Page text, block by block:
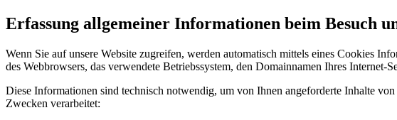
Erfassung allgemeiner Informationen beim Besuch
Wenn Sie auf unsere Website zugreifen, werden automatisch mittels eines Cookies
des Webbrowsers, das verwendete Betriebssystem, den Domainnamen Ihres
Diese Informationen sind technisch notwendig, um von Ihnen angeforderte Inhalte
Zwecken verarbeitet: